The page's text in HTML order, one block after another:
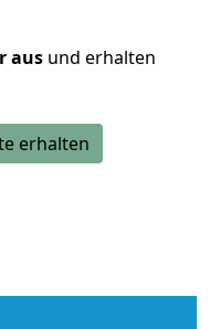
aus und erhalten
erhalten